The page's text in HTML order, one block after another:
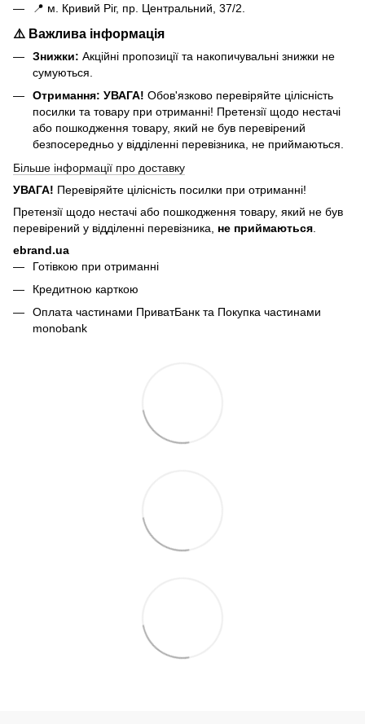
📍 м. Кривий Ріг, пр. Центральний, 37/2.
⚠️ Важлива інформація
Знижки: Акційні пропозиції та накопичувальні знижки не
сумуються.
Отримання: УВАГА! Обов'язково перевіряйте цілісність
посилки та товару при отриманні! Претензії щодо нестачі
або пошкодження товару, який не був перевірений
безпосередньо у відділенні перевізника, не приймаються.
Більше інформації про доставку
УВАГА! Перевіряйте цілісність посилки при отриманні!
Претензії щодо нестачі або пошкодження товару, який не був
перевірений у відділенні перевізника, не приймаються
ebrand.ua
Готівкою при отриманні
Кредитною карткою
Оплата частинами ПриватБанк та Покупка частинами
monobank